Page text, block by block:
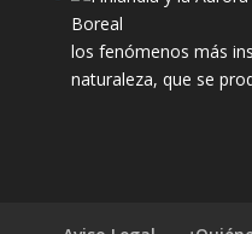
los fenómenos más
naturaleza, que se